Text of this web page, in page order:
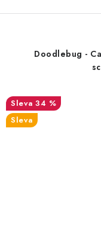
Doodlebug -
34 %
Sleva